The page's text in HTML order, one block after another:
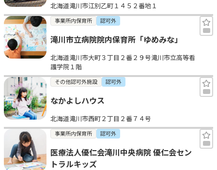
北海道滝川市江別乙町１４５２番地１
事業所内保育所 認可外
滝川市立病院院内保育所「ゆめみな」
北海道滝川市大町３丁目２番２９号滝川市立高等看
護学院１階
その他認可外施設 認可外
なかよしハウス
北海道滝川市西町２丁目２番７４号
事業所内保育所 認可外
医療法人優仁会滝川中央病院 優仁会セン
トラルキッズ